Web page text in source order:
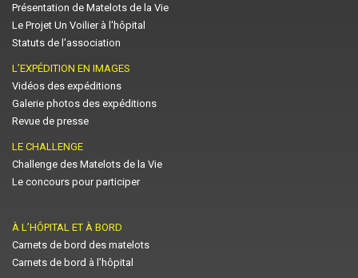
Présentation de Matelots de la Vie
Le Projet Un Voilier à l'hôpital
Statuts de l'association
L’EXPÉDITION EN IMAGES
Vidéos des expéditions
Galerie photos des expéditions
Revue de presse
LE CHALLENGE
Challenge des Matelots de la Vie
Le concours pour participer
À L’HÔPITAL ET À BORD
Carnets de bord des matelots
Carnets de bord à l’hôpital